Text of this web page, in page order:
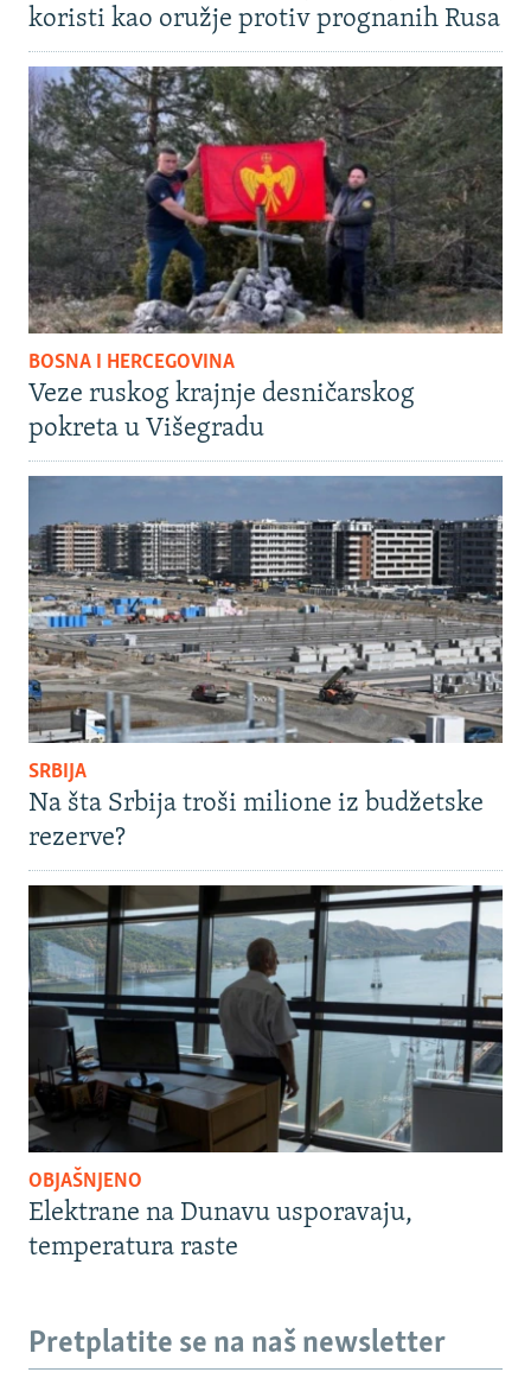
koristi kao oružje protiv prognanih Rusa
BOSNA I HERCEGOVINA
Veze ruskog krajnje desničarskog
pokreta u Višegradu
SRBIJA
Na šta Srbija troši milione iz budžetske
rezerve?
OBJAŠNJENO
Elektrane na Dunavu usporavaju,
temperatura raste
Pretplatite se na naš newsletter